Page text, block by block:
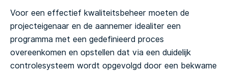
Voor een effectief kwaliteitsbeheer moeten de
projecteigenaar en de aannemer idealiter een
programma met een gedefinieerd proces
overeenkomen en opstellen dat via een duidelijk
controlesysteem wordt opgevolgd door een bekwame